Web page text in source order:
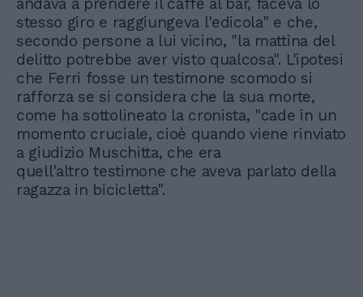
stesso giro e raggiungeva l'edicola" e che,
secondo persone a lui vicino, "la mattina del
delitto potrebbe aver visto qualcosa". L'ipotesi
che Ferri fosse un testimone scomodo si
rafforza se si considera che la sua morte,
come ha sottolineato la cronista, "cade in un
momento cruciale, cioè quando viene rinviato
a giudizio Muschitta, che era
quell'altro testimone che aveva parlato della
ragazza in bicicletta".